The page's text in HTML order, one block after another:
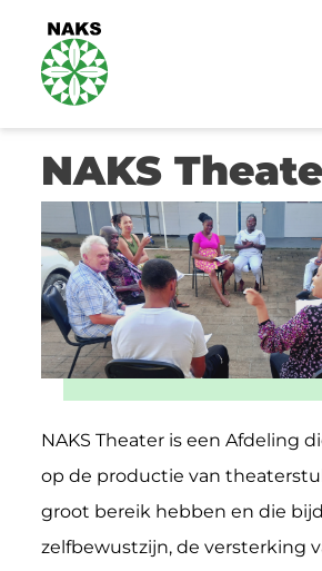
NAKS
NAKS Theater is een Afdeling
op de productie van
groot bereik hebben en die
zelfbewustzijn, de versterking